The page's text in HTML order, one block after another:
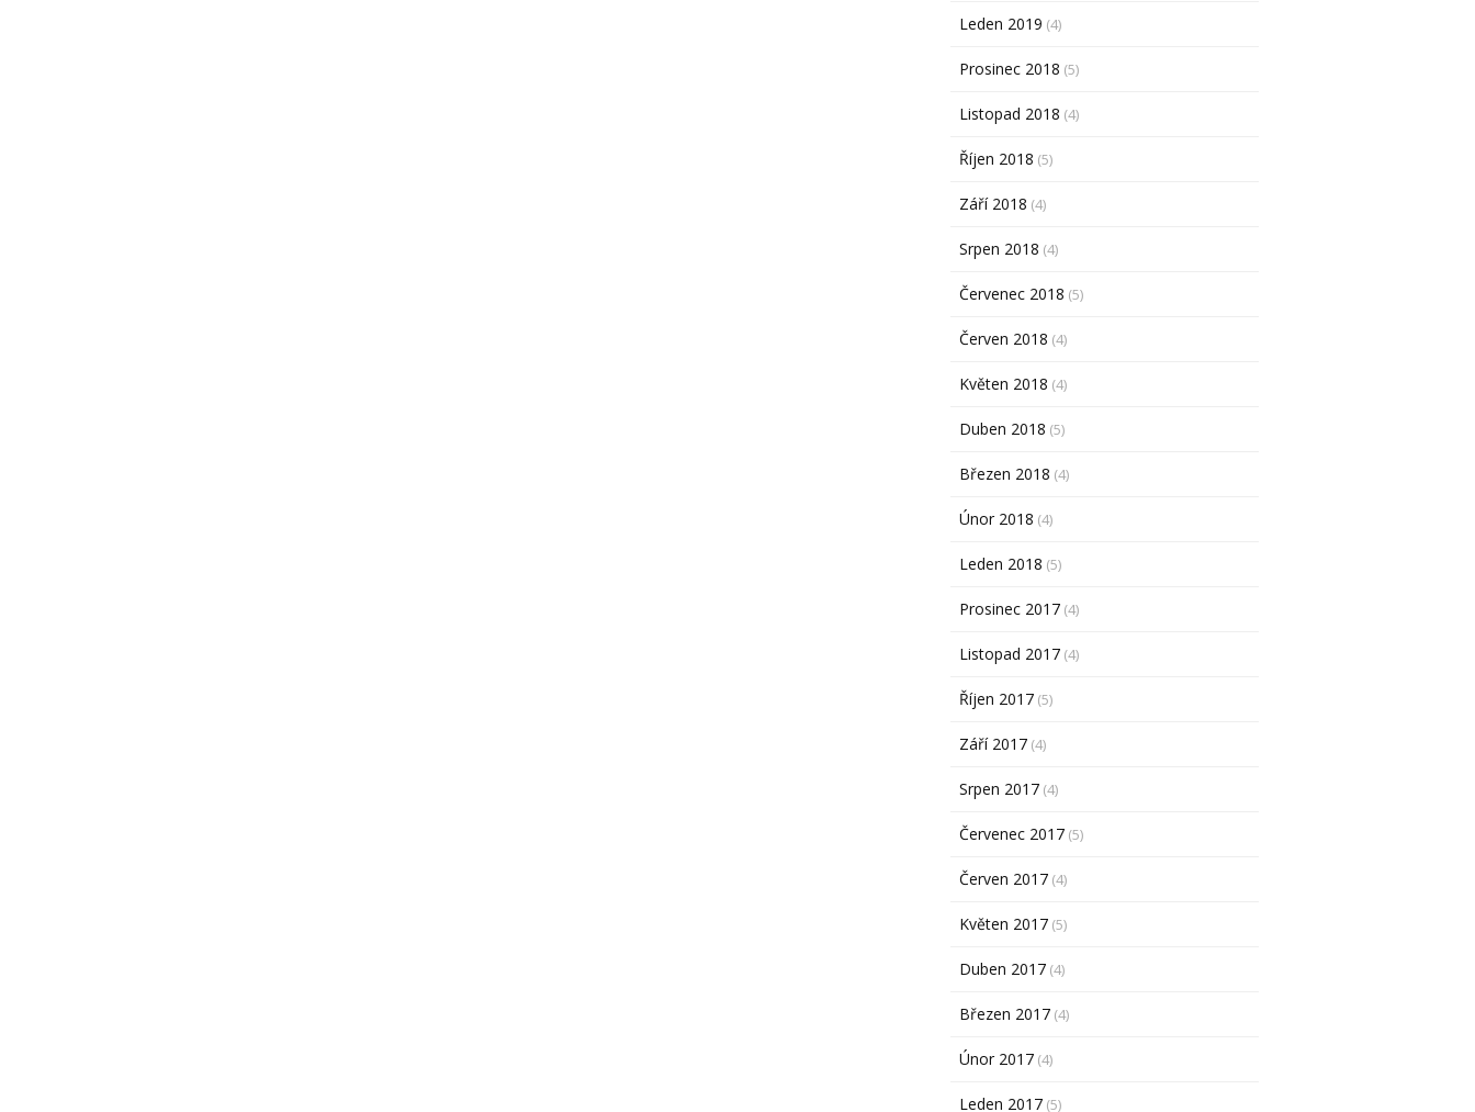
Leden 2019 (4)
Prosinec 2018 (5)
Listopad 2018 (4)
Říjen 2018 (5)
Září 2018 (4)
Srpen 2018 (4)
Červenec 2018 (5)
Červen 2018 (4)
Květen 2018 (4)
Duben 2018 (5)
Březen 2018 (4)
Únor 2018 (4)
Leden 2018 (5)
Prosinec 2017 (4)
Listopad 2017 (4)
Říjen 2017 (5)
Září 2017 (4)
Srpen 2017 (4)
Červenec 2017 (5)
Červen 2017 (4)
Květen 2017 (5)
Duben 2017 (4)
Březen 2017 (4)
Únor 2017 (4)
Leden 2017 (5)